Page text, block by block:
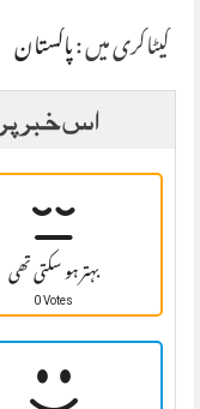
کیٹاگری میں :پاکستان
اس خبر
بہتر ہو سکتی تھی
0 Votes